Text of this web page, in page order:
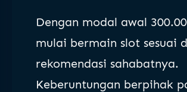
Dengan modal awal
mulai bermain slot sesuai
rekomendasi sahabatnya.
Keberuntungan berpihak